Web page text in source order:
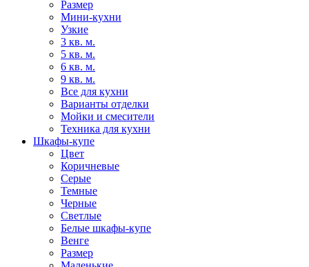
Размер
Мини-кухни
Узкие
3 кв. м.
5 кв. м.
6 кв. м.
9 кв. м.
Все для кухни
Варианты отделки
Мойки и смесители
Техника для кухни
Шкафы-купе
Цвет
Коричневые
Серые
Темные
Черные
Светлые
Белые шкафы-купе
Венге
Размер